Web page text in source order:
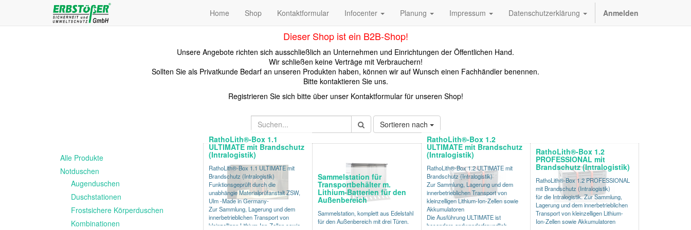
Home Shop Kontaktformular Infocenter Planung Impressum Datenschutzerklärung Anmelden
Dieser Shop ist ein B2B-Shop!
Unsere Angebote richten sich ausschließlich an Unternehmen und Einrichtungen der Öffentlichen Hand.
Wir schließen keine Verträge mit Verbrauchern!
Sollten Sie als Privatkunde Bedarf an unseren Produkten haben, können wir auf Wunsch einen Fachhändler benennen.
Bitte kontaktieren Sie uns.
Registrieren Sie sich bitte über unser Kontaktformular für unseren Shop!
Sortieren nach
Alle Produkte
Notduschen
Augenduschen
Duschstationen
Frostsichere Körperduschen
Kombinationen
RathoLith®-Box 1.1
ULTIMATE mit Brandschutz
(Intralogistik)
RathoLith®-Box 1.1 ULTIMATE mit
Brandschutz (Intralogistik)
Funktionsgeprüft durch die
unabhängie Materialprüfanstalt ZSW,
Ulm -Made in Germany-
Zur Sammlung, Lagerung und dem
innerbetrieblichen Transport von
kleinzelligen Lithium-Ion-Zellen sowie
Sammelstation für
Transportbehälter m.
Lithium-Batterien für den
Außenbereich
Sammelstation, komplett aus Edelstahl
für den Außenbereich mit drei Türen.
RathoLith®-Box 1.2
ULTIMATE mit Brandschutz
(Intralogistik)
RathoLith®-Box 1.2 ULTIMATE mit
Brandschutz (Intralogistik)
Zur Sammlung, Lagerung und dem
innerbetrieblichen Transport von
kleinzelligen Lithium-Ion-Zellen sowie
Akkumulatoren
Die Ausführung ULTIMATE ist
besonders andwenderfreundlich.
RathoLith®-Box 1.2
PROFESSIONAL mit
Brandschutz (Intralogistik)
RathoLith®-Box 1.2 PROFESSIONAL
mit Brandschutz (Intralogistik)
für die Intralogistik. Zur Sammlung,
Lagerung und dem innerbetrieblichen
Transport von kleinzelligen Lithium-
Ion-Zellen sowie Akkumulatoren